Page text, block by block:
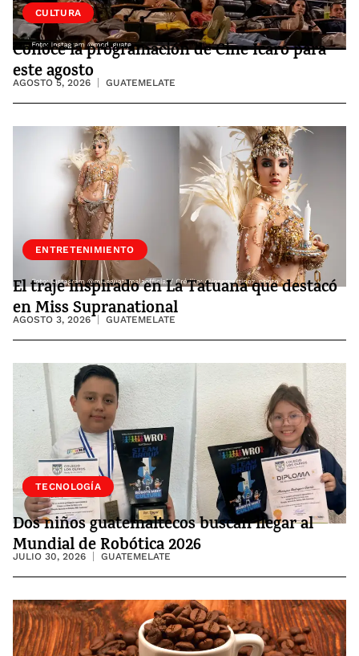
CULTURA
Conoce la programación de Cine Ícaro para
este agosto
AGOSTO 5, 2026 GUATEMELATE
ENTRETENIMIENTO
El traje inspirado en La Tatuana que destacó
en Miss Supranational
AGOSTO 3, 2026 GUATEMELATE
SOCIEDAD
TECNOLOGÍA
Dos niños guatemaltecos buscan llegar al
Mundial de Robótica 2026
JULIO 30, 2026 GUATEMELATE